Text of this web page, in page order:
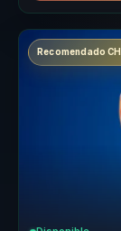
Recomendado